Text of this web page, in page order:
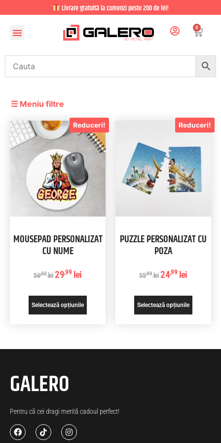
Livrare gratuită la comenzi peste 200 de lei!
0
☰ Meniu filtre
Reduceri!
MOUSEPAD PERSONALIZAT
CU NUME
56,00lei 29,99 lei
Selectează opțiunile
Reduceri!
PUZZLE PERSONALIZAT CU
POZA
55,99lei 24,99 lei
Selectează opțiunile
GALERO
Pentru că cei dragi merită cadoul perfect!